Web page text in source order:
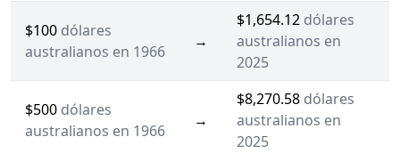
$100 dólares
australianos en 1966
→
$1,654.12 dólares
australianos en
2025
$500 dólares
australianos en 1966
→
$8,270.58 dólares
australianos en
2025